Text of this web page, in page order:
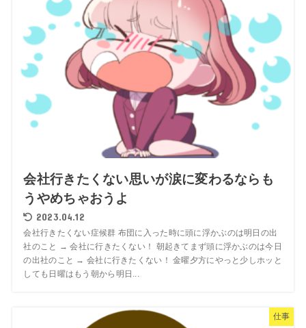
会社行きたくない思いが涙に変わるならも
うやめちゃおうよ
2023.04.12
会社行きたくない症候群 布団に入った時に頭に浮かぶのは明日の出
社のこと → 会社に行きたくない！ 朝起きてまず頭に浮かぶのは今日
の出社のこと → 会社に行きたくない！ 金曜夕方にやっと少しホッと
しても日曜はもう朝から明日...
仕事